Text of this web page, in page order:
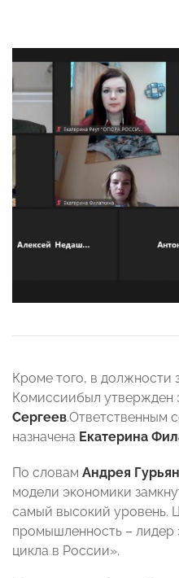
Кроме того, в должности
Комиссиибыл утвержден
Сергеев.Ответственным
назначена Екатерина
По словам Андрея
модели экономики
самый высокий уровень.
промышленность – лидер
цикла в России».